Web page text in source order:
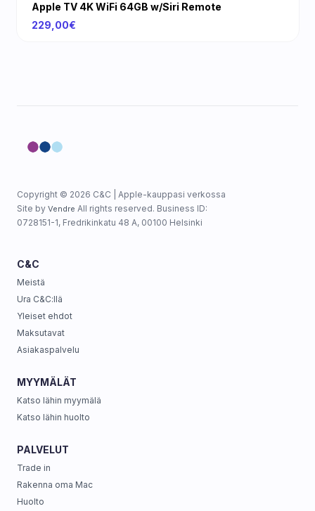
Apple TV 4K WiFi 64GB w/Siri Remote
229,00€
Copyright © 2026 C&C | Apple-kauppasi verkossa
Site by Vendre All rights reserved. Business ID:
0728151-1, Fredrikinkatu 48 A, 00100 Helsinki
C&C
Meistä
Ura C&C:llä
Yleiset ehdot
Maksutavat
Asiakaspalvelu
MYYMÄLÄT
Katso lähin myymälä
Katso lähin huolto
PALVELUT
Trade in
Rakenna oma Mac
Huolto